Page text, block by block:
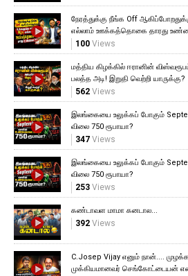
நேரத்துக்கு நீங்க Off
எல்லாம் ஊக்கத்தொகை தாரது
100Views
மத்திய கிழக்கில் ஈரானின்
பலத்த அடி! இறுதி வெற்றி யாருக்கு?
562Views
இலங்கையை உலுக்கப் போகும்
விலை 750 ரூபாயா?
347Views
இலங்கையை உலுக்கப் போகும்
விலை 750 ரூபாயா?
253Views
கண்டாவள மாமா கனடால...
392Views
C.Josep Vijay எனும் நான்....
முக்கியமானவர் செங்கோட்டையன்